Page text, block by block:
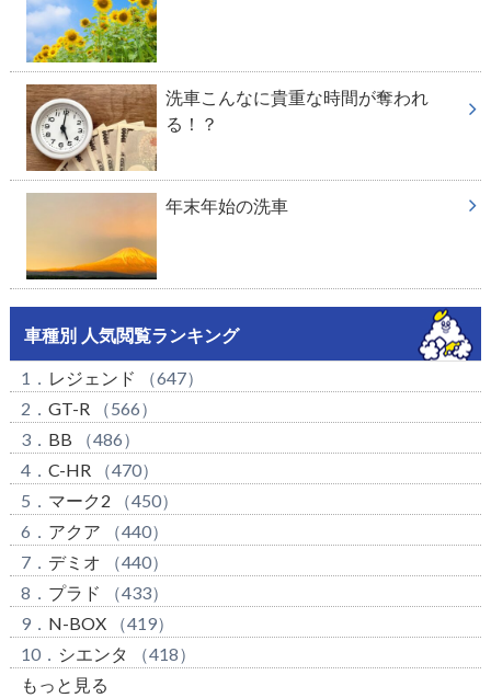
洗車こんなに貴重な時間が奪われ
る！？
年末年始の洗車
車種別 人気閲覧ランキング
1． レジェンド
（647）
2． GT-R（566）
3． BB （486）
4． C-HR（470）
5． マーク2 （450）
6． アクア （440）
7． デミオ （440）
8． プラド
（433）
9． N-BOX（419）
10． シエンタ
（418）
もっと見る